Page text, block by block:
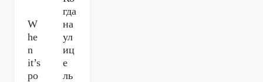
W
he
n
it’s
po
гда
на
ул
иц
е
ль